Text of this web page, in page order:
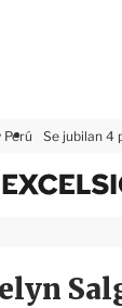
Perú Se jubilan 4